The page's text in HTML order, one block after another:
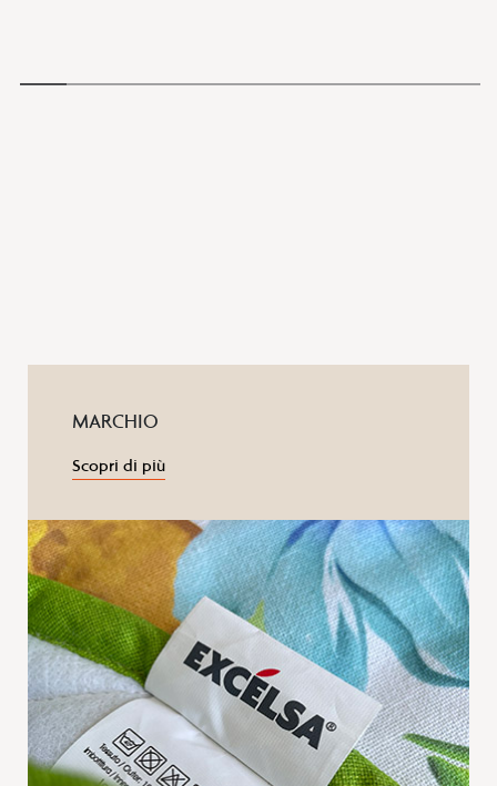
MARCHIO
Scopri di più